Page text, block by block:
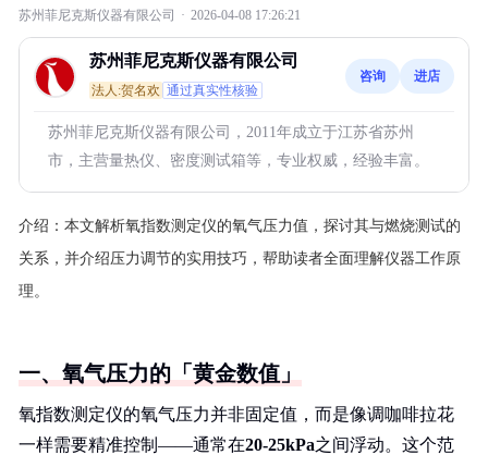
苏州菲尼克斯仪器有限公司 · 2026-04-08 17:26:21
苏州菲尼克斯仪器有限公司
法人:贺名欢 通过真实性核验
咨询 进店
苏州菲尼克斯仪器有限公司，2011年成立于江苏省苏州
市，主营量热仪、密度测试箱等，专业权威，经验丰富。
介绍： 本文解析氧指数测定仪的氧气压力值，探讨其与燃烧测试的
关系，并介绍压力调节的实用技巧，帮助读者全面理解仪器工作原
理。
一、氧气压力的「黄金数值」
氧指数测定仪的氧气压力并非固定值，而是像调咖啡拉花
一样需要精准控制——通常在20-25kPa之间浮动。这个范